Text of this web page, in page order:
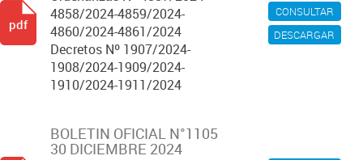
CONSULTAR
DESCARGAR
4858/2024-4859/2024-
4860/2024-4861/2024
Decretos Nº 1907/2024-
1908/2024-1909/2024-
1910/2024-1911/2024
pdf
BOLETIN OFICIAL N°1105
30 DICIEMBRE 2024